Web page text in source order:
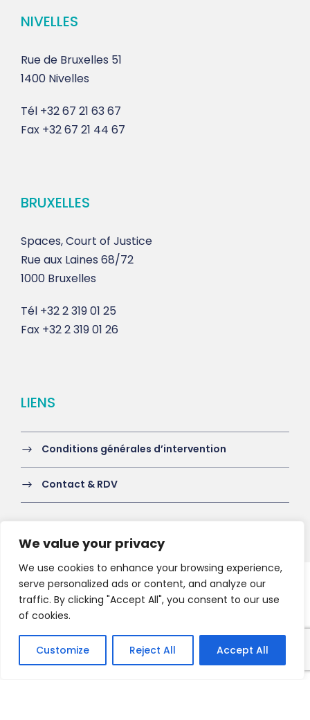
We value your privacy
We use cookies to enhance your browsing experience,
serve personalized ads or content, and analyze our
traffic. By clicking "Accept All", you consent to our use
of cookies.
Customize Reject All Accept All
NIVELLES
Rue de Bruxelles 51
1400 Nivelles
Tél +32 67 21 63 67
Fax +32 67 21 44 67
BRUXELLES
Spaces, Court of Justice
Rue aux Laines 68/72
1000 Bruxelles
Tél +32 2 319 01 25
Fax +32 2 319 01 26
LIENS
Conditions générales d’intervention
Contact & RDV
Copyright 2021 HV-A, All Right Reserved